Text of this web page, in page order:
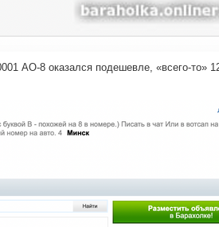
АО-8 оказался подешевле, «всего-то»